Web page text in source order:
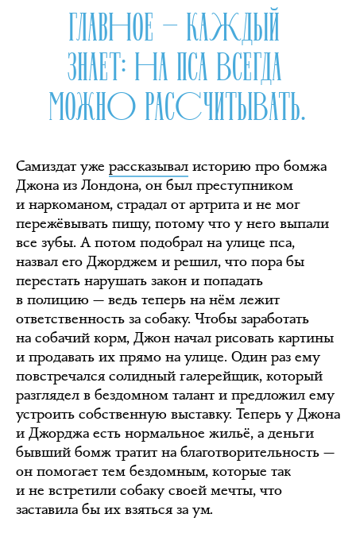
ГЛАВНОЕ — КАЖДЫЙ
ЗНАЕТ: НА ПСА ВСЕГДА
МОЖНО РАССЧИТЫВАТЬ.
Самиздат уже рассказывал историю про бомжа
Джона из Лондона, он был преступником
и наркоманом, страдал от артрита и не мог
пережёвывать пищу, потому что у него выпали
все зубы. А потом подобрал на улице пса,
назвал его Джорджем и решил, что пора бы
перестать нарушать закон и попадать
в полицию — ведь теперь на нём лежит
ответственность за собаку. Чтобы заработать
на собачий корм, Джон начал рисовать картины
и продавать их прямо на улице. Один раз ему
повстречался солидный галерейщик, который
разглядел в бездомном талант и предложил ему
устроить собственную выставку. Теперь у Джона
и Джорджа есть нормальное жильё, а деньги
бывший бомж тратит на благотворительность —
он помогает тем бездомным, которые так
и не встретили собаку своей мечты, что
заставила бы их взяться за ум.